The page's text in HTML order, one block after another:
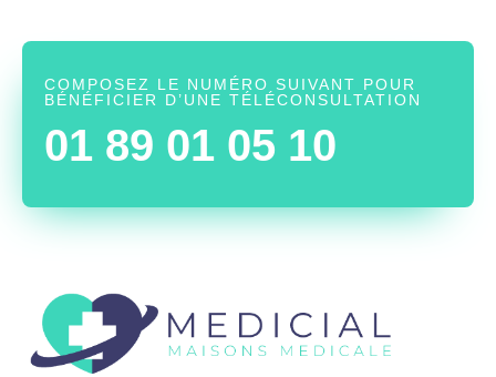
COMPOSEZ LE NUMÉRO SUIVANT POUR
BÉNÉFICIER D’UNE TÉLÉCONSULTATION
01 89 01 05 10